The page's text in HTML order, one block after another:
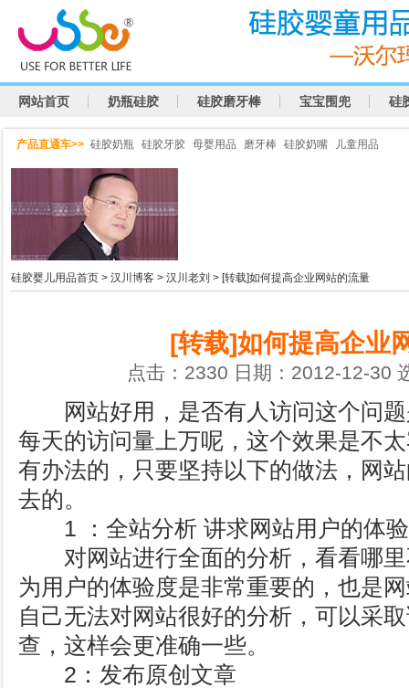
网站首页 奶瓶硅胶 硅胶磨牙棒 宝宝围兜 硅
产品直通车>> 硅胶奶瓶 硅胶牙胶 母婴用品 磨牙棒 硅胶奶嘴 儿童用品
硅胶婴儿用品首页 > 汉川博客 > 汉川老刘 > [转载]如何提高企业网站的流量
[转载]如何提高企业
点击：2330 日期：2012-12-30
网站好用，是否有人访问这个问题
每天的访问量上万呢，这个效果是不
有办法的，只要坚持以下的做法，网
去的。
1 ：全站分析 讲求网站用户的体验
对网站进行全面的分析，看看哪里
为用户的体验度是非常重要的，也是
自己无法对网站很好的分析，可以采
查，这样会更准确一些。
2：发布原创文章